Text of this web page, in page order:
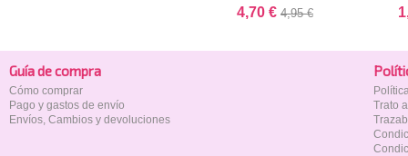
4,70 € 4,95 €
Guía de compra
Cómo comprar
Pago y gastos de envío
Envíos, Cambios y devoluciones
Trato